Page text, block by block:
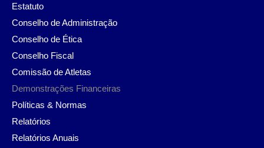
Estatuto
Conselho de Administração
Conselho de Ética
Conselho Fiscal
Comissão de Atletas
Demonstrações Financeiras
Políticas & Normas
Relatórios
Relatórios Anuais